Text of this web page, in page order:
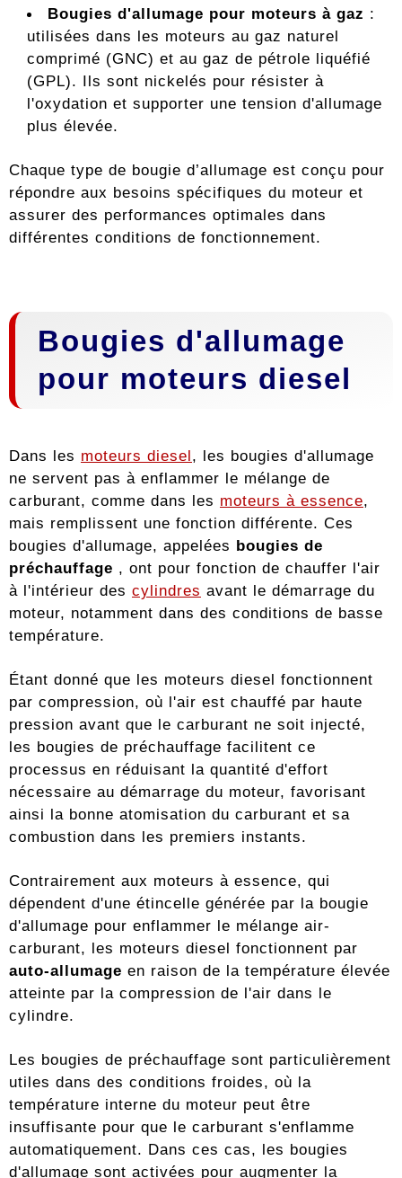
Bougies d'allumage pour moteurs à gaz :
utilisées dans les moteurs au gaz naturel
comprimé (GNC) et au gaz de pétrole liquéfié
(GPL). Ils sont nickelés pour résister à
l'oxydation et supporter une tension d'allumage
plus élevée.
Chaque type de bougie d’allumage est conçu pour
répondre aux besoins spécifiques du moteur et
assurer des performances optimales dans
différentes conditions de fonctionnement.
Bougies d'allumage
pour moteurs diesel
Dans les moteurs diesel, les bougies d'allumage
ne servent pas à enflammer le mélange de
carburant, comme dans les moteurs à essence,
mais remplissent une fonction différente. Ces
bougies d'allumage, appelées bougies de
préchauffage , ont pour fonction de chauffer l'air
à l'intérieur des cylindres avant le démarrage du
moteur, notamment dans des conditions de basse
température.
Étant donné que les moteurs diesel fonctionnent
par compression, où l'air est chauffé par haute
pression avant que le carburant ne soit injecté,
les bougies de préchauffage facilitent ce
processus en réduisant la quantité d'effort
nécessaire au démarrage du moteur, favorisant
ainsi la bonne atomisation du carburant et sa
combustion dans les premiers instants.
Contrairement aux moteurs à essence, qui
dépendent d'une étincelle générée par la bougie
d'allumage pour enflammer le mélange air-
carburant, les moteurs diesel fonctionnent par
auto-allumage en raison de la température élevée
atteinte par la compression de l'air dans le
cylindre.
Les bougies de préchauffage sont particulièrement
utiles dans des conditions froides, où la
température interne du moteur peut être
insuffisante pour que le carburant s'enflamme
automatiquement. Dans ces cas, les bougies
d'allumage sont activées pour augmenter la